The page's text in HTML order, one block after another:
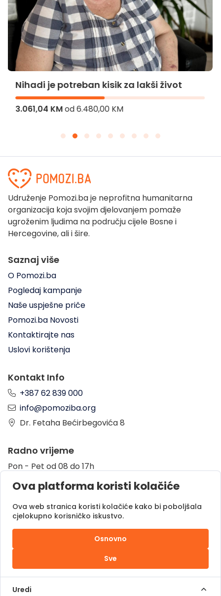
Nihadi je potreban kisik za lakši život
3.061,04 KMod6.480,00 KM
Udruženje Pomozi.ba je neprofitna humanitarna
organizacija koja svojim djelovanjem pomaže
ugroženim ljudima na području cijele Bosne i
Hercegovine, ali i šire.
Saznaj više
O Pomozi.ba
Pogledaj kampanje
Naše uspješne priče
Pomozi.ba Novosti
Kontaktirajte nas
Uslovi korištenja
Kontakt Info
+387 62 839 000
info@pomoziba.org
Dr. Fetaha Bećirbegovića 8
Radno vrijeme
Pon - Pet od 08 do 17h
Sub od 10 do 17h
Nedjelja - neradni dan
Donacije putem
Powered by
Ova platforma koristi kolačiće
Ova web stranica koristi kolačiće kako bi poboljšala
cjelokupno korisničko iskustvo.
Osnovno
Sve
Uredi